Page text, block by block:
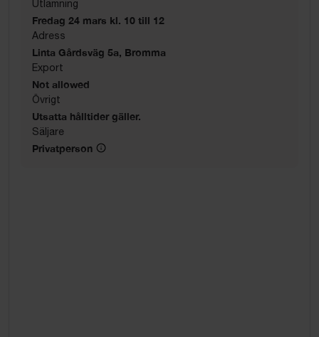
Utlämning
Fredag 24 mars kl. 10 till 12
Adress
Linta Gårdsväg 5a, Bromma
Export
Not allowed
Övrigt
Utsatta hålltider gäller.
Säljare
Privatperson